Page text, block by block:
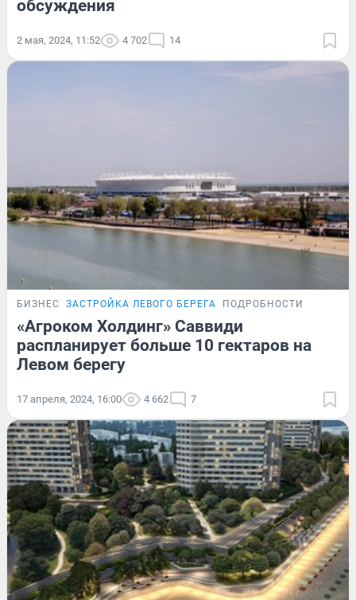
обсуждения
2 мая, 2024, 11:52 4 702 14
БИЗНЕС ЗАСТРОЙКА ЛЕВОГО БЕРЕГА ПОДРОБНОСТИ
«Агроком Холдинг» Саввиди
распланирует больше 10 гектаров на
Левом берегу
17 апреля, 2024, 16:00 4 662 7